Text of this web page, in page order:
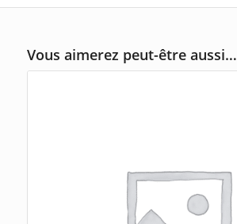
Vous aimerez peut-être aussi…